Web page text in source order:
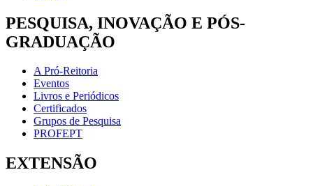
PESQUISA, INOVAÇÃO E PÓS-
GRADUAÇÃO
A Pró-Reitoria
Eventos
Livros e Periódicos
Certificados
Grupos de Pesquisa
PROFEPT
EXTENSÃO